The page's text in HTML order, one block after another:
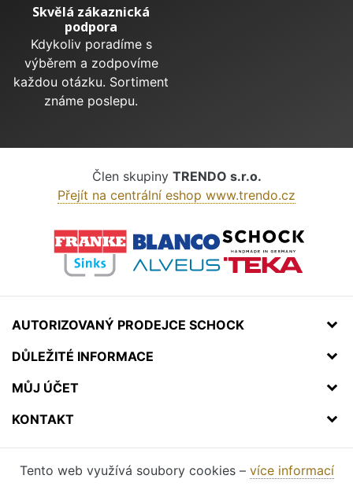
Skvělá zákaznická
podpora
Kdykoliv poradíme s
výběrem a zodpovíme
každou otázku. Sortiment
známe poslepu.
Člen skupiny TRENDO s.r.o.
Přejít na centrální eshop www.trendo.cz
AUTORIZOVANÝ PRODEJCE SCHOCK
DŮLEŽITÉ INFORMACE
MŮJ ÚČET
KONTAKT
Tento web využívá soubory cookies – více informací